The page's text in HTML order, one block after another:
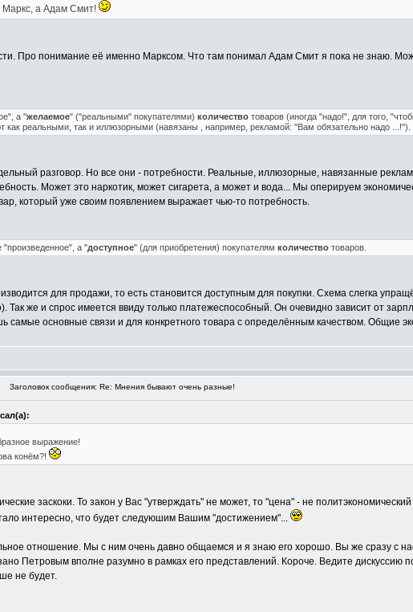
Маркс, а Адам Смит!
Про понимание её именно Марксом. Что там понимал Адам Смит я пока не знаю.
а "желаемое" ("реальными" покупателями) количество товаров (иногда "надо!", для того,
как реальными, так и иллюзорными (навязаны , например, рекламой: "Вам обязательно надо ...!").
разговор. Но все они - потребности. Реальные, иллюзорные, навязанные
Может это наркотик, может сигарета, а может и вода... Мы оперируем
который уже своим появлением выражает чью-то потребность.
"произведенное", а "доступное" (для приобретения) покупателям количествотоваров.
для продажи, то есть становится доступным для покупки. Схема слегка
Так же и спрос имеется ввиду только платежеспособный. Он очевидно зависит от
самые основные связи и для конкретного товара с определённым качеством. Общие
Заголовок сообщения: Re: Мнения бывают очень разные!
выражение!
конём?!
заскоки. То закон у Вас "утверждать" не может, то "цена" - не
интересно, что будет следуюшим Вашим "достижением"...
отношение. Мы с ним очень давно общаемся и я знаю его хорошо. Вы же сразу с
Петровым вполне разумно в рамках его представлений. Короче. Ведите
не будет.